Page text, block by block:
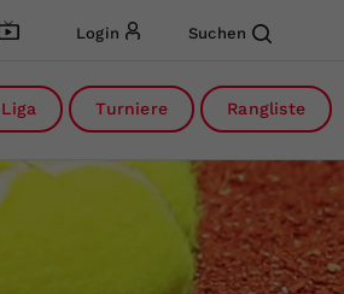
Login Suchen
Liga Turniere Rangliste